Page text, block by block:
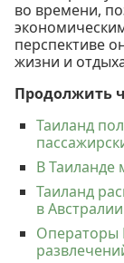
во времени,
перспективе
жизни и
Продолжить
Таиланд
В Таиланде
Таиланд
в Австралии
Операторы